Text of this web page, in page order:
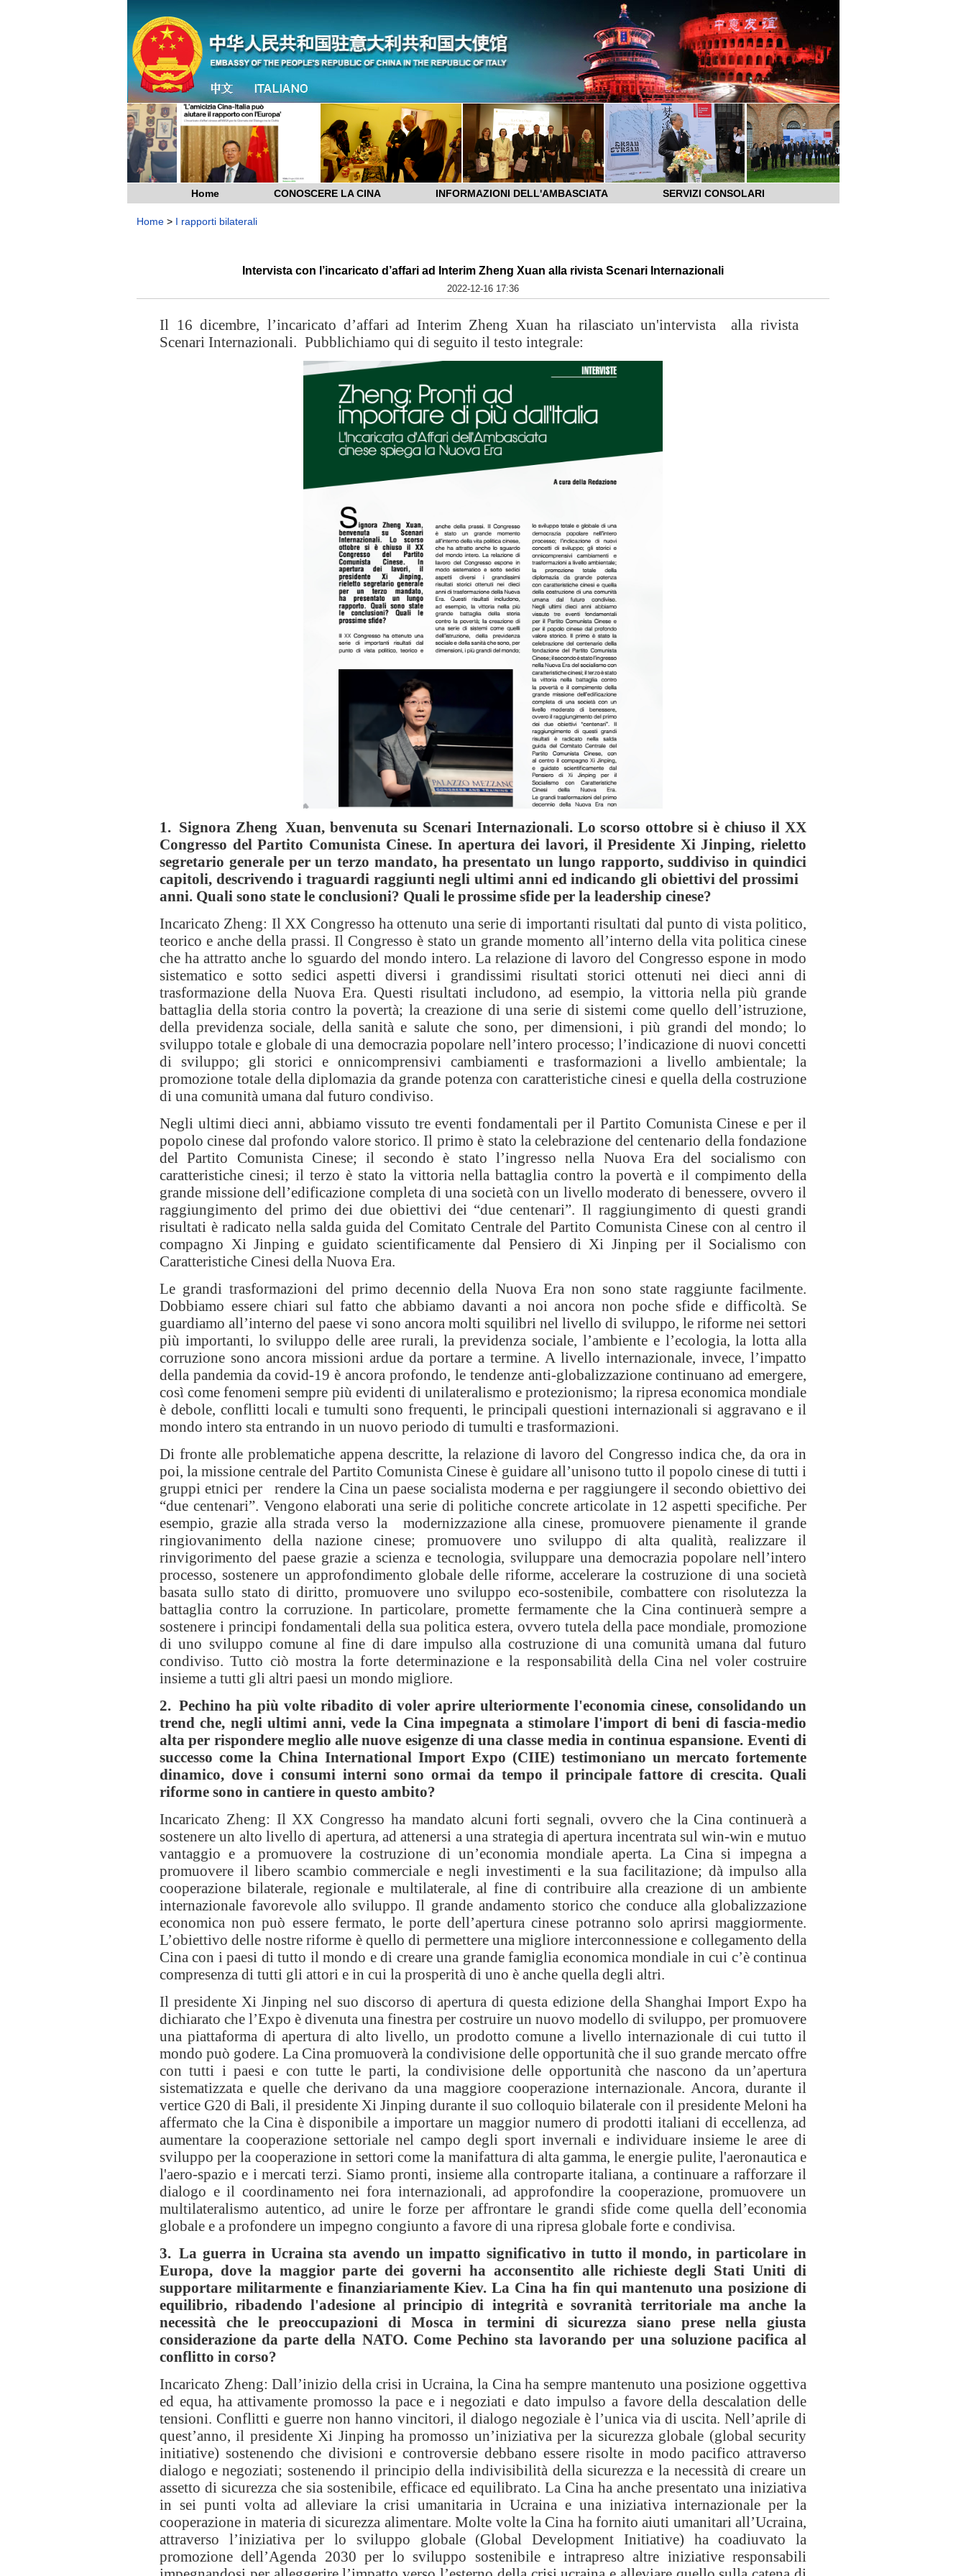
Home CONOSCERE LA CINA INFORMAZIONI DELL'AMBASCIATA SERVIZI CONSOLARI
Home > I rapporti bilaterali
Intervista con l’incaricato d’affari ad Interim Zheng Xuan alla rivista Scenari Internazionali
2022-12-16 17:36
Il 16 dicembre, l’incaricato d’affari ad Interim Zheng Xuan ha rilasciato un'intervista alla rivista
Scenari Internazionali. Pubblichiamo qui di seguito il testo integrale:
1. Signora Zheng Xuan, benvenuta su Scenari Internazionali. Lo scorso ottobre si è chiuso il XX
Congresso del Partito Comunista Cinese. In apertura dei lavori, il Presidente Xi Jinping, rieletto
segretario generale per un terzo mandato, ha presentato un lungo rapporto, suddiviso in quindici
capitoli, descrivendo i traguardi raggiunti negli ultimi anni ed indicando gli obiettivi del prossimi
anni. Quali sono state le conclusioni? Quali le prossime sfide per la leadership cinese?
Incaricato Zheng: Il XX Congresso ha ottenuto una serie di importanti risultati dal punto di vista politico,
teorico e anche della prassi. Il Congresso è stato un grande momento all’interno della vita politica cinese
che ha attratto anche lo sguardo del mondo intero. La relazione di lavoro del Congresso espone in modo
sistematico e sotto sedici aspetti diversi i grandissimi risultati storici ottenuti nei dieci anni di
trasformazione della Nuova Era. Questi risultati includono, ad esempio, la vittoria nella più grande
battaglia della storia contro la povertà; la creazione di una serie di sistemi come quello dell’istruzione,
della previdenza sociale, della sanità e salute che sono, per dimensioni, i più grandi del mondo; lo
sviluppo totale e globale di una democrazia popolare nell’intero processo; l’indicazione di nuovi concetti
di sviluppo; gli storici e onnicomprensivi cambiamenti e trasformazioni a livello ambientale; la
promozione totale della diplomazia da grande potenza con caratteristiche cinesi e quella della costruzione
di una comunità umana dal futuro condiviso.
Negli ultimi dieci anni, abbiamo vissuto tre eventi fondamentali per il Partito Comunista Cinese e per il
popolo cinese dal profondo valore storico. Il primo è stato la celebrazione del centenario della fondazione
del Partito Comunista Cinese; il secondo è stato l’ingresso nella Nuova Era del socialismo con
caratteristiche cinesi; il terzo è stato la vittoria nella battaglia contro la povertà e il compimento della
grande missione dell’edificazione completa di una società con un livello moderato di benessere, ovvero il
raggiungimento del primo dei due obiettivi dei “due centenari”. Il raggiungimento di questi grandi
risultati è radicato nella salda guida del Comitato Centrale del Partito Comunista Cinese con al centro il
compagno Xi Jinping e guidato scientificamente dal Pensiero di Xi Jinping per il Socialismo con
Caratteristiche Cinesi della Nuova Era.
Le grandi trasformazioni del primo decennio della Nuova Era non sono state raggiunte facilmente.
Dobbiamo essere chiari sul fatto che abbiamo davanti a noi ancora non poche sfide e difficoltà. Se
guardiamo all’interno del paese vi sono ancora molti squilibri nel livello di sviluppo, le riforme nei settori
più importanti, lo sviluppo delle aree rurali, la previdenza sociale, l’ambiente e l’ecologia, la lotta alla
corruzione sono ancora missioni ardue da portare a termine. A livello internazionale, invece, l’impatto
della pandemia da covid-19 è ancora profondo, le tendenze anti-globalizzazione continuano ad emergere,
così come fenomeni sempre più evidenti di unilateralismo e protezionismo; la ripresa economica mondiale
è debole, conflitti locali e tumulti sono frequenti, le principali questioni internazionali si aggravano e il
mondo intero sta entrando in un nuovo periodo di tumulti e trasformazioni.
Di fronte alle problematiche appena descritte, la relazione di lavoro del Congresso indica che, da ora in
poi, la missione centrale del Partito Comunista Cinese è guidare all’unisono tutto il popolo cinese di tutti i
gruppi etnici per rendere la Cina un paese socialista moderna e per raggiungere il secondo obiettivo dei
“due centenari”. Vengono elaborati una serie di politiche concrete articolate in 12 aspetti specifiche. Per
esempio, grazie alla strada verso la modernizzazione alla cinese, promuovere pienamente il grande
ringiovanimento della nazione cinese; promuovere uno sviluppo di alta qualità, realizzare il
rinvigorimento del paese grazie a scienza e tecnologia, sviluppare una democrazia popolare nell’intero
processo, sostenere un approfondimento globale delle riforme, accelerare la costruzione di una società
basata sullo stato di diritto, promuovere uno sviluppo eco-sostenibile, combattere con risolutezza la
battaglia contro la corruzione. In particolare, promette fermamente che la Cina continuerà sempre a
sostenere i principi fondamentali della sua politica estera, ovvero tutela della pace mondiale, promozione
di uno sviluppo comune al fine di dare impulso alla costruzione di una comunità umana dal futuro
condiviso. Tutto ciò mostra la forte determinazione e la responsabilità della Cina nel voler costruire
insieme a tutti gli altri paesi un mondo migliore.
2. Pechino ha più volte ribadito di voler aprire ulteriormente l'economia cinese, consolidando un
trend che, negli ultimi anni, vede la Cina impegnata a stimolare l'import di beni di fascia-medio
alta per rispondere meglio alle nuove esigenze di una classe media in continua espansione. Eventi di
successo come la China International Import Expo (CIIE) testimoniano un mercato fortemente
dinamico, dove i consumi interni sono ormai da tempo il principale fattore di crescita. Quali
riforme sono in cantiere in questo ambito?
Incaricato Zheng: Il XX Congresso ha mandato alcuni forti segnali, ovvero che la Cina continuerà a
sostenere un alto livello di apertura, ad attenersi a una strategia di apertura incentrata sul win-win e mutuo
vantaggio e a promuovere la costruzione di un’economia mondiale aperta. La Cina si impegna a
promuovere il libero scambio commerciale e negli investimenti e la sua facilitazione; dà impulso alla
cooperazione bilaterale, regionale e multilaterale, al fine di contribuire alla creazione di un ambiente
internazionale favorevole allo sviluppo. Il grande andamento storico che conduce alla globalizzazione
economica non può essere fermato, le porte dell’apertura cinese potranno solo aprirsi maggiormente.
L’obiettivo delle nostre riforme è quello di permettere una migliore interconnessione e collegamento della
Cina con i paesi di tutto il mondo e di creare una grande famiglia economica mondiale in cui c’è continua
compresenza di tutti gli attori e in cui la prosperità di uno è anche quella degli altri.
Il presidente Xi Jinping nel suo discorso di apertura di questa edizione della Shanghai Import Expo ha
dichiarato che l’Expo è divenuta una finestra per costruire un nuovo modello di sviluppo, per promuovere
una piattaforma di apertura di alto livello, un prodotto comune a livello internazionale di cui tutto il
mondo può godere. La Cina promuoverà la condivisione delle opportunità che il suo grande mercato offre
con tutti i paesi e con tutte le parti, la condivisione delle opportunità che nascono da un’apertura
sistematizzata e quelle che derivano da una maggiore cooperazione internazionale. Ancora, durante il
vertice G20 di Bali, il presidente Xi Jinping durante il suo colloquio bilaterale con il presidente Meloni ha
affermato che la Cina è disponibile a importare un maggior numero di prodotti italiani di eccellenza, ad
aumentare la cooperazione settoriale nel campo degli sport invernali e individuare insieme le aree di
sviluppo per la cooperazione in settori come la manifattura di alta gamma, le energie pulite, l'aeronautica e
l'aero-spazio e i mercati terzi. Siamo pronti, insieme alla controparte italiana, a continuare a rafforzare il
dialogo e il coordinamento nei fora internazionali, ad approfondire la cooperazione, promuovere un
multilateralismo autentico, ad unire le forze per affrontare le grandi sfide come quella dell’economia
globale e a profondere un impegno congiunto a favore di una ripresa globale forte e condivisa.
3. La guerra in Ucraina sta avendo un impatto significativo in tutto il mondo, in particolare in
Europa, dove la maggior parte dei governi ha acconsentito alle richieste degli Stati Uniti di
supportare militarmente e finanziariamente Kiev. La Cina ha fin qui mantenuto una posizione di
equilibrio, ribadendo l'adesione al principio di integrità e sovranità territoriale ma anche la
necessità che le preoccupazioni di Mosca in termini di sicurezza siano prese nella giusta
considerazione da parte della NATO. Come Pechino sta lavorando per una soluzione pacifica al
conflitto in corso?
Incaricato Zheng: Dall’inizio della crisi in Ucraina, la Cina ha sempre mantenuto una posizione oggettiva
ed equa, ha attivamente promosso la pace e i negoziati e dato impulso a favore della descalation delle
tensioni. Conflitti e guerre non hanno vincitori, il dialogo negoziale è l’unica via di uscita. Nell’aprile di
quest’anno, il presidente Xi Jinping ha promosso un’iniziativa per la sicurezza globale (global security
initiative) sostenendo che divisioni e controversie debbano essere risolte in modo pacifico attraverso
dialogo e negoziati; sostenendo il principio della indivisibilità della sicurezza e la necessità di creare un
assetto di sicurezza che sia sostenibile, efficace ed equilibrato. La Cina ha anche presentato una iniziativa
in sei punti volta ad alleviare la crisi umanitaria in Ucraina e una iniziativa internazionale per la
cooperazione in materia di sicurezza alimentare. Molte volte la Cina ha fornito aiuti umanitari all’Ucraina,
attraverso l’iniziativa per lo sviluppo globale (Global Development Initiative) ha coadiuvato la
promozione dell’Agenda 2030 per lo sviluppo sostenibile e intrapreso altre iniziative responsabili